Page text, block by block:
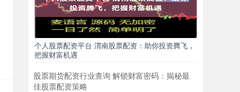
个人股票配资平台 渭南股票配资：助你投资腾飞，
把握财富机遇
股票期货配资行业查询 解锁财富密码：揭秘最
佳股票配资策略